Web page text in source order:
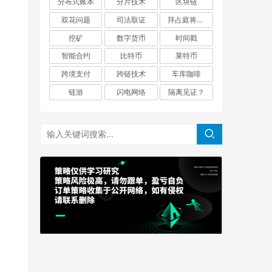
双花问题
司法取证
拜占庭将军问题
挖矿
数字货币
时间戳
智能合约
比特币
莱特币
跨境支付
跨链技术
车库咖啡
链游
闪电网络 隔离见证？